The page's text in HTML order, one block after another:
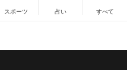
スポーツ 占い すべて